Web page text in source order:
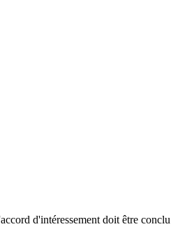
d'intéressement doit être conclu